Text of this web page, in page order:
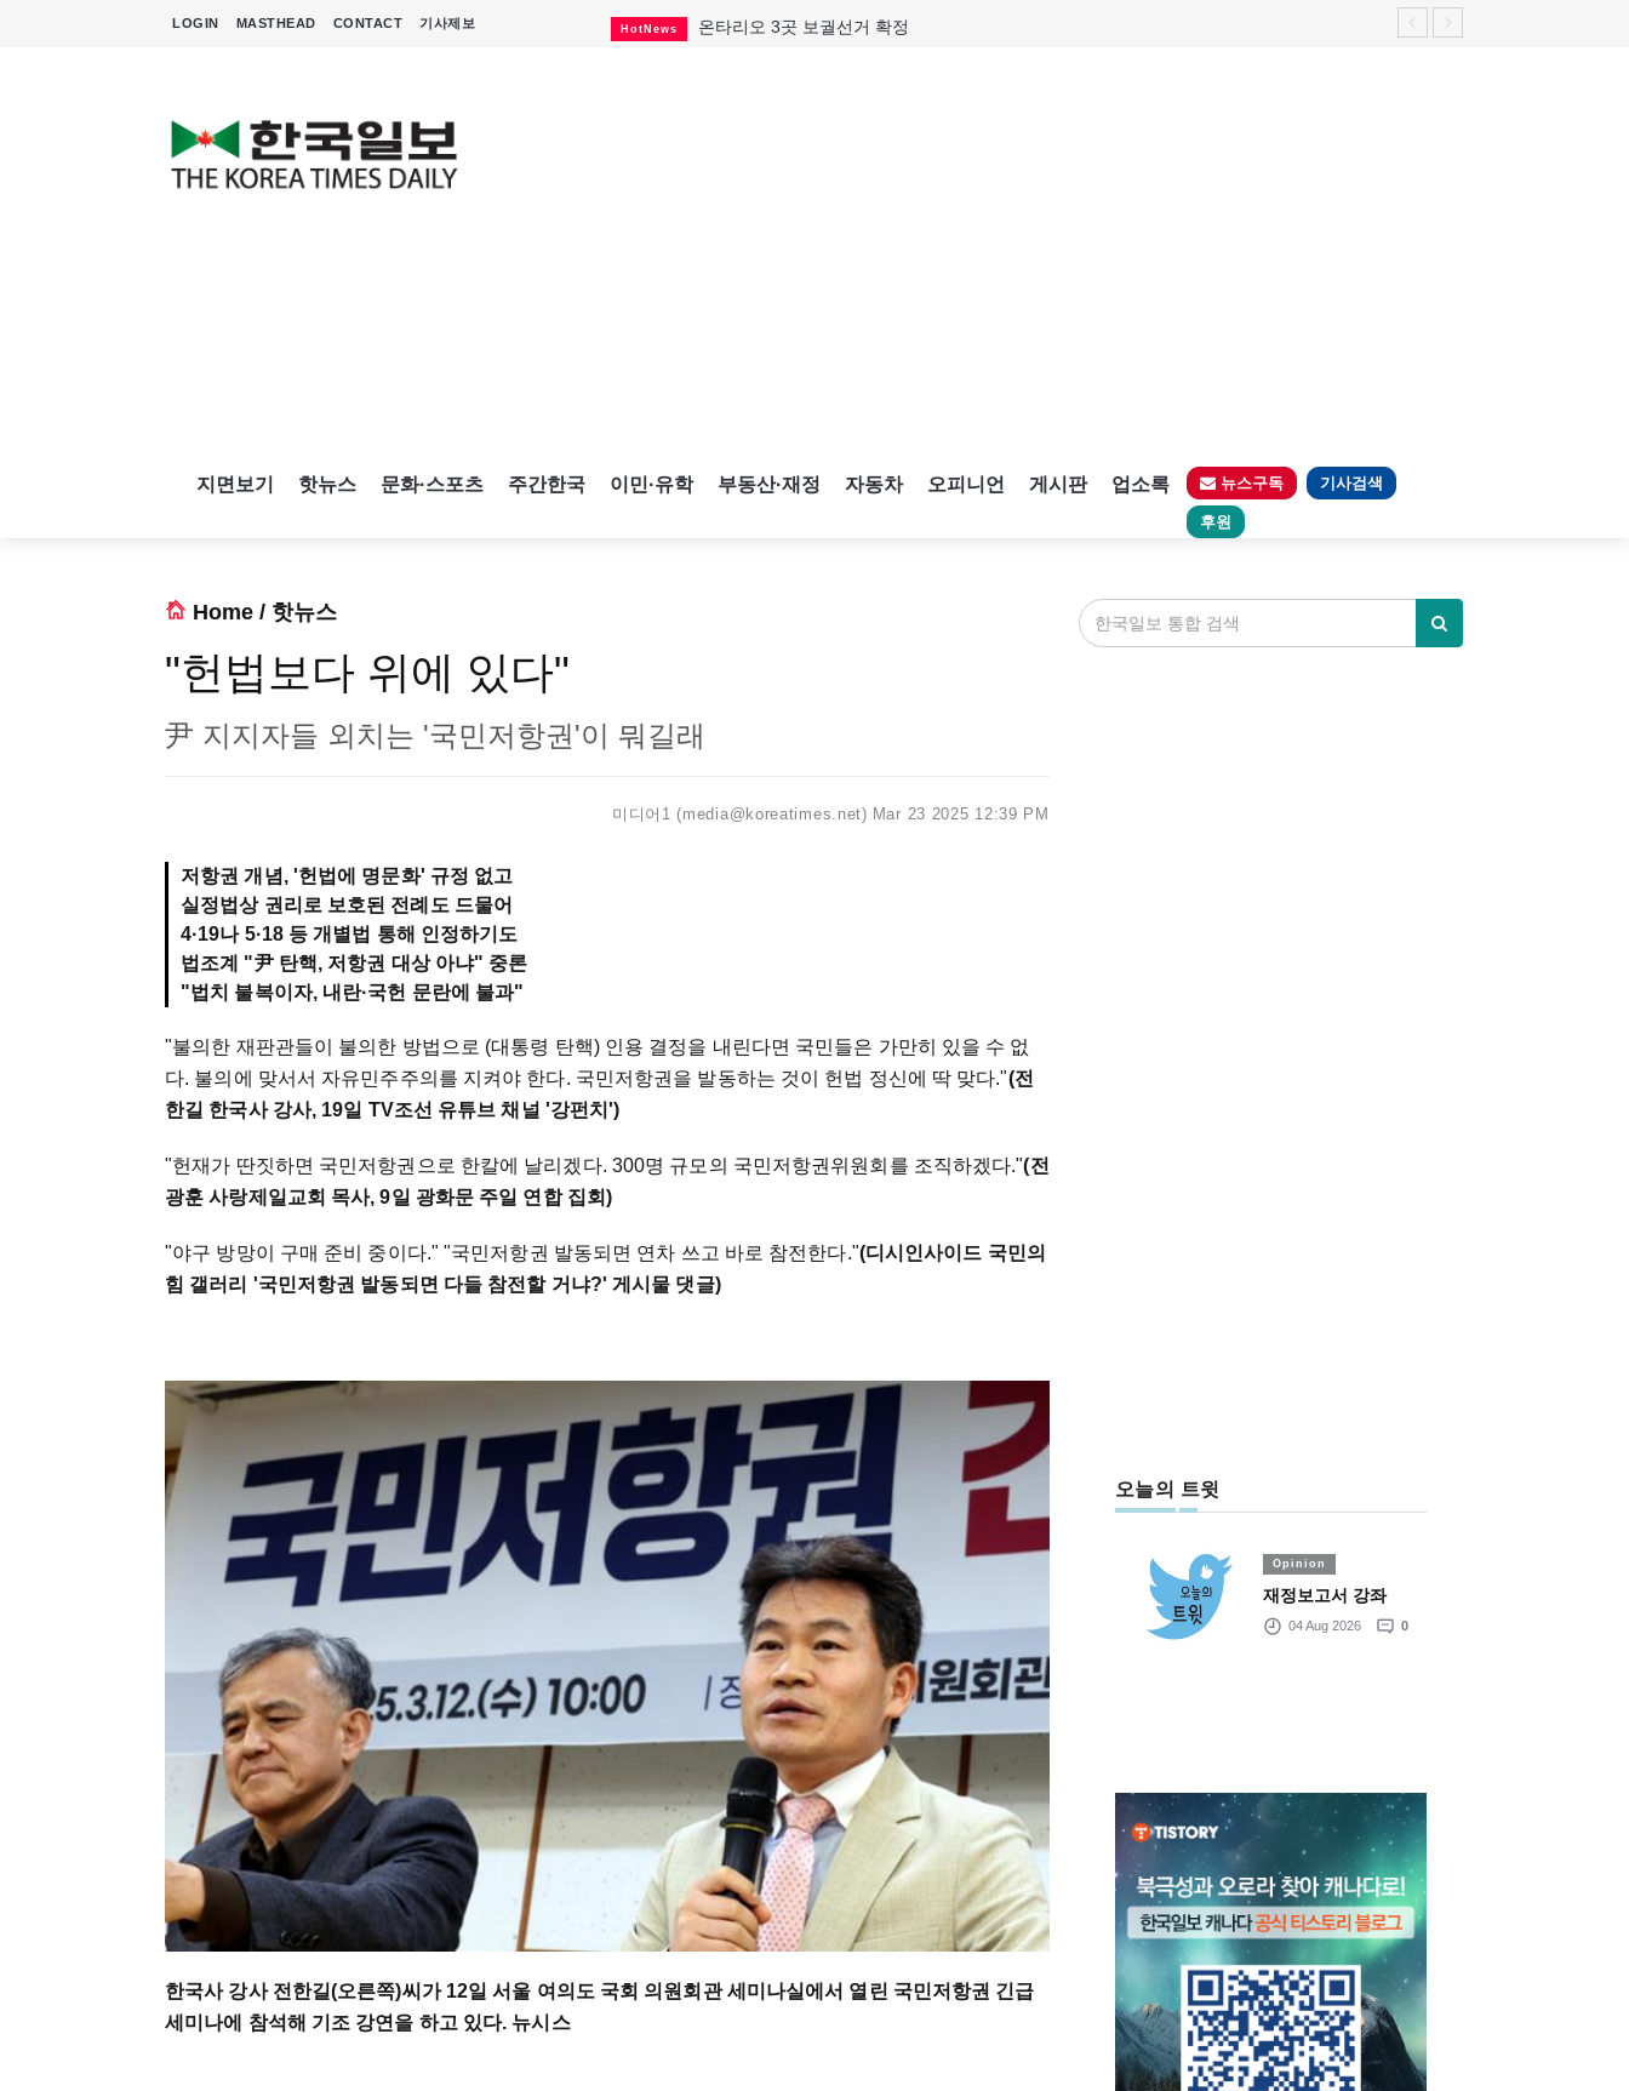
LOGIN MASTHEAD CONTACT 기사제보 HotNews 온타리오 3곳 보궐선거 확정
지면보기 핫뉴스 문화·스포츠 주간한국 이민·유학 부동산·재정 자동차 오피니언 게시판 업소록 뉴스구독 기사검색
후원
Home / 핫뉴스
"헌법보다 위에 있다"
尹 지지자들 외치는 '국민저항권'이 뭐길래
미디어1 (media@koreatimes.net) Mar 23 2025 12:39 PM
저항권 개념, '헌법에 명문화' 규정 없고
실정법상 권리로 보호된 전례도 드물어
4·19나 5·18 등 개별법 통해 인정하기도
법조계 "尹 탄핵, 저항권 대상 아냐" 중론
"법치 불복이자, 내란·국헌 문란에 불과"
"불의한 재판관들이 불의한 방법으로 (대통령 탄핵) 인용 결정을 내린다면 국민들은 가만히 있을 수 없
다. 불의에 맞서서 자유민주주의를 지켜야 한다. 국민저항권을 발동하는 것이 헌법 정신에 딱 맞다."(전
한길 한국사 강사, 19일 TV조선 유튜브 채널 '강펀치')
"헌재가 딴짓하면 국민저항권으로 한칼에 날리겠다. 300명 규모의 국민저항권위원회를 조직하겠다."(전
광훈 사랑제일교회 목사, 9일 광화문 주일 연합 집회)
"야구 방망이 구매 준비 중이다." "국민저항권 발동되면 연차 쓰고 바로 참전한다."(디시인사이드 국민의
힘 갤러리 '국민저항권 발동되면 다들 참전할 거냐?' 게시물 댓글)
한국사 강사 전한길(오른쪽)씨가 12일 서울 여의도 국회 의원회관 세미나실에서 열린 국민저항권 긴급
세미나에 참석해 기조 강연을 하고 있다. 뉴시스
오늘의 트윗
Opinion
재정보고서 강좌
04 Aug 2026 0